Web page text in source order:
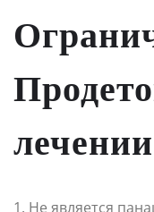
1. Не является